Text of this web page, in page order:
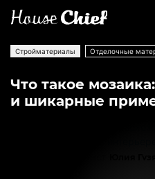
Стройматериалы Отделочные
Что такое
и шикарные